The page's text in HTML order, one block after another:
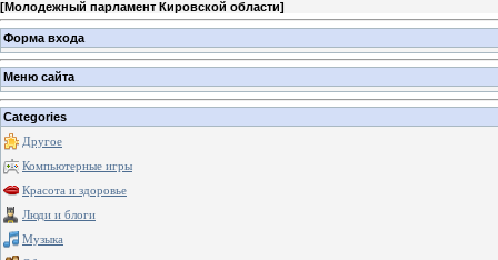
[Молодежный парламент Кировской области]
Форма входа
Меню сайта
Categories
Другое
Компьютерные игры
Красота и здоровье
Люди и блоги
Музыка